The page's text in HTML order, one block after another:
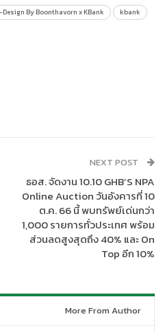
ตนโกสินทร์ (RMUTR) ทั้ง 20 ทีม ที่
ทียมกับนักออกแบบมืออาชีพ โดย
อกแบบ รีโนเวทบ้านมือสอง เพื่อ
บ้านยุคใหม่หัวใจสีเขียว ออกมา
กษณ์เฉพาะตัวและโดดเด่นด้าน
ารออกแบบตกแต่งบ้าน ซึ่งใน
การอื่นๆ ที่เป็นประโยชน์ต่อการ
อและสนับสนุนเช่นกัน
และตกแต่งบ้านมือสอง ซึ่งตอบ
านยุคใหม่หัวใจสีเขียวได้ดีที่สุดทั้ง
ลักษณ์ที่สวยงาม จนสามารถชนะใจ
ด ส่วนรางวัลรองชนะเลิศอันดับ
ประกอบด้วย นางสาวศิริโสภา
By Boonthavorn x KBank
kbank
NEXT POST
ธอส. จัดงาน 10.10 GHB’S NPA
Online Auction วันอังคารที่ 10
ต.ค. 66 นี้ พบทรัพย์เด่นกว่า
1,000 รายการทั่วประเทศ พร้อม
ส่วนลดสูงสุดถึง 40% และ On
Top อีก 10%
More From Author